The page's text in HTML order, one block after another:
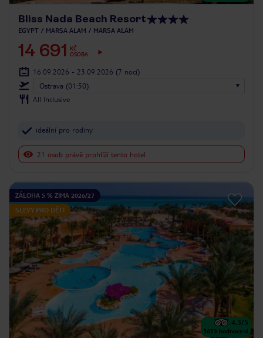
Bliss Nada Beach Resort
EGYPT MARSA ALAM MARSA ALAM
14 691
KČ
OSOBA
16.09.2026 - 23.09.2026 (7 nocí)
Ostrava (01:50)
All Inclusive
ideální pro rodiny
21 osob právě prohlíží tento hotel
ZÁLOHA 5 % ZIMA 2026/27
SLEVY PRO DĚTI
4.3/5
5673 hodnocení